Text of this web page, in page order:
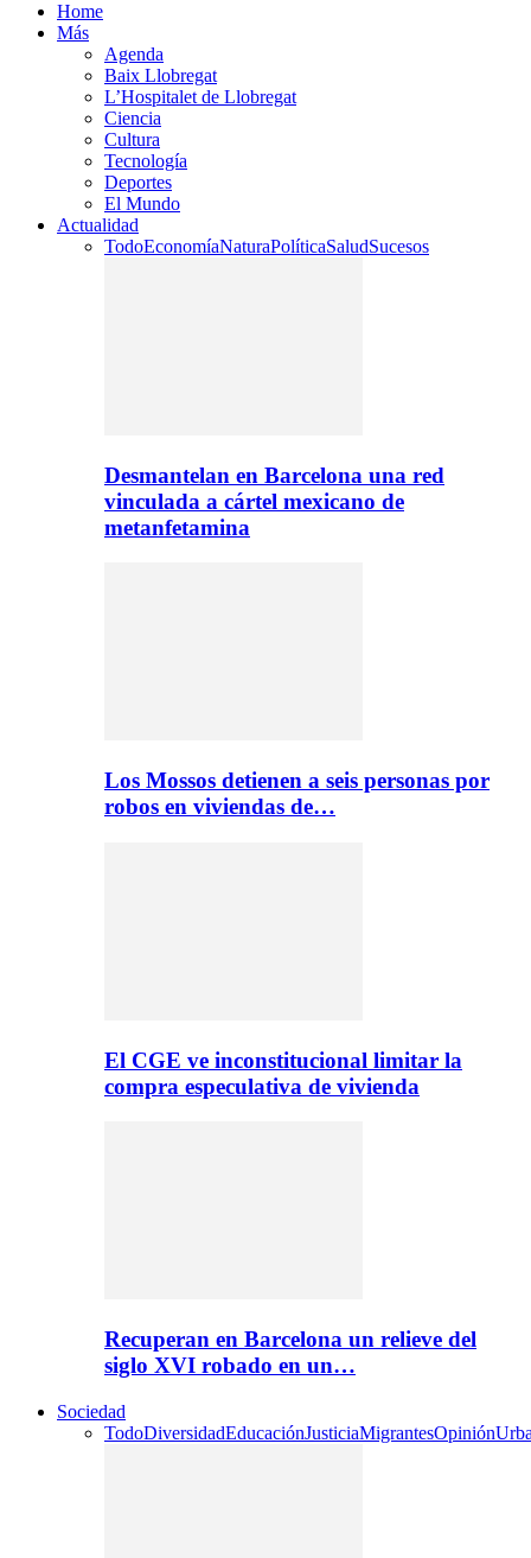
Home
Más
Agenda
Baix Llobregat
L’Hospitalet de Llobregat
Ciencia
Cultura
Tecnología
Deportes
El Mundo
Actualidad
TodoEconomíaNaturaPolíticaSaludSucesos
Desmantelan en Barcelona una red
vinculada a cártel mexicano de
metanfetamina
Los Mossos detienen a seis personas por
robos en viviendas de…
El CGE ve inconstitucional limitar la
compra especulativa de vivienda
Recuperan en Barcelona un relieve del
siglo XVI robado en un…
Sociedad
TodoDiversidadEducaciónJusticiaMigrantesOpinión